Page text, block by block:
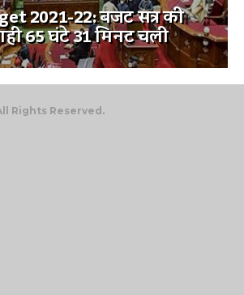
2021-22: बजट सत्र की
65 घंटे 31 मिनट चली
Rights Reserved.